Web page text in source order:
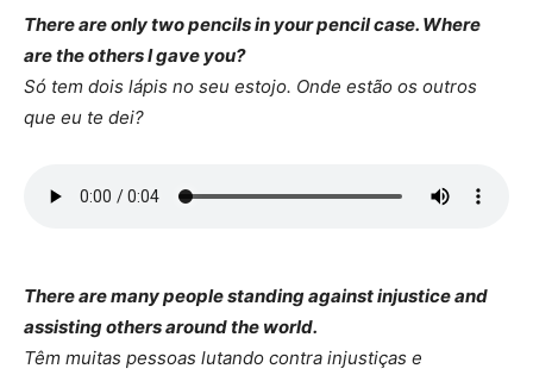
There are only two pencils in your pencil case. Where
are the others I gave you?
Só tem dois lápis no seu estojo. Onde estão os outros
que eu te dei?
There are many people standing against injustice and
assisting others around the world.
Têm muitas pessoas lutando contra injustiças e